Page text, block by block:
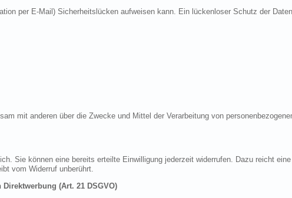
per E-Mail) Sicherheitslücken aufweisen kann. Ein lückenloser Schutz der
mit anderen über die Zwecke und Mittel der Verarbeitung von
Sie können eine bereits erteilte Einwilligung jederzeit widerrufen. Dazu reicht
vom Widerruf unberührt.
(Art. 21 DSGVO)